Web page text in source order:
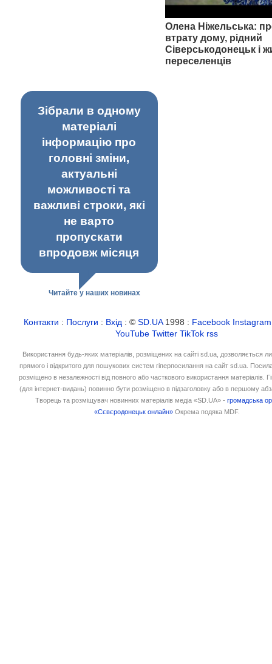
Олена Ніжельська:
втрату дому, рідний
Сіверськодонецьк і
переселенців
Зібрали в одному
матеріалі
інформацію про
головні зміни,
актуальні
можливості та
важливі строки, які
не варто
пропускати
впродовж місяця
Читайте у наших новинах
Контакти : Послуги : Вхід : ©SD.UA1998 : Facebook Instagram
YouTube Twitter TikTok rss
Використання будь-яких матеріалів, розміщених на сайті sd.ua, дозволяється
прямого і відкритого для пошукових систем гіперпосилання на сайт sd.ua.
розміщено в незалежності від повного або часткового використання матеріалів.
(для інтернет-видань) повинно бути розміщено в підзаголовку або в першому
Творець та розміщувач новинних матеріалів медіа «SD.UA» -громадська
«Сєвєродонецьк онлайн» Окрема подяка MDF.